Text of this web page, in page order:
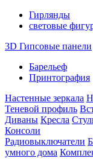
Гирлянды
световые
3D Гипсовые панели
Барельеф
Принтография
Настенные зеркала
Теневой профиль
Диваны Кресла
Консоли
Радиовыключатели
умного дома